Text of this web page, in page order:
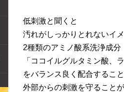
低刺激と聞くと
汚れがしっかりとれないイ
2種類のアミノ酸系洗浄成分
「ココイルグルタミン酸、
をバランス良く配合するこ
外部からの刺激を守ること